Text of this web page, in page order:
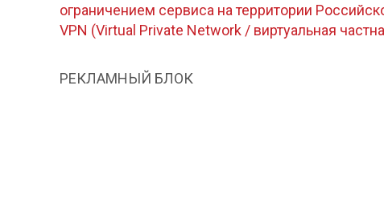
ограничением сервиса на территории
VPN (Virtual Private Network / виртуальная
РЕКЛАМНЫЙ БЛОК